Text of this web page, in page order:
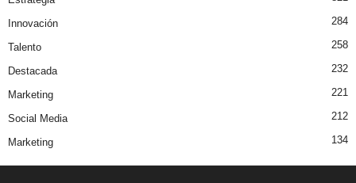
Innovación 284
Talento 258
Destacada 232
Marketing 221
Social Media 212
Marketing 134